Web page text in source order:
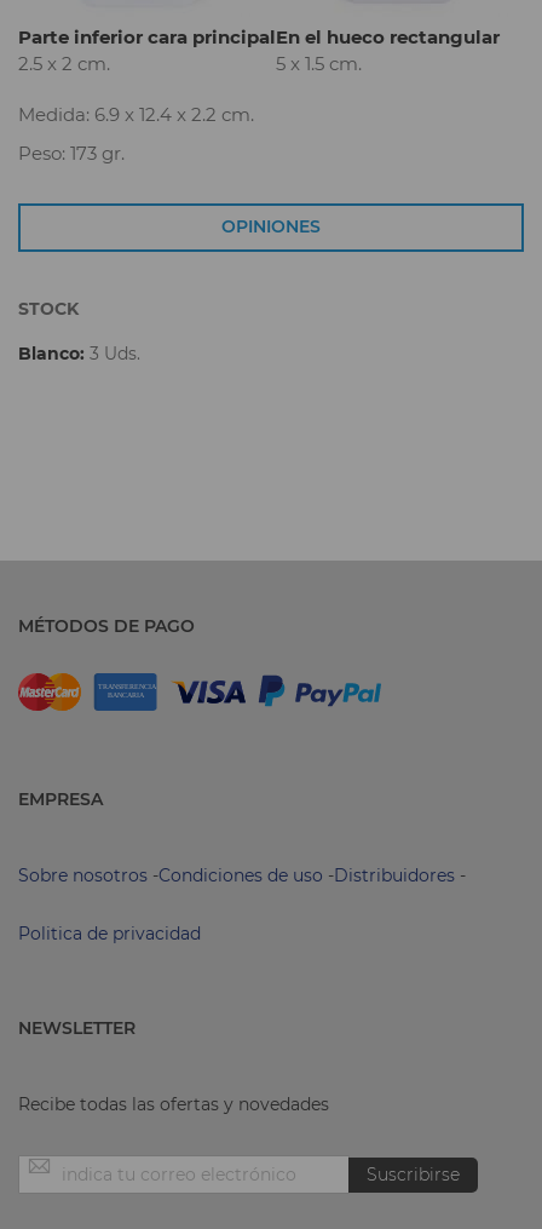
Parte inferior cara principal
2.5 x 2 cm.
En el hueco rectangular
5 x 1.5 cm.
Medida: 6.9 x 12.4 x 2.2 cm.
Peso: 173 gr.
OPINIONES
STOCK
Blanco: 3 Uds.
MÉTODOS DE PAGO
EMPRESA
Sobre nosotros -Condiciones de uso -Distribuidores -
Politica de privacidad
NEWSLETTER
Recibe todas las ofertas y novedades
Inscríbase Suscribirse